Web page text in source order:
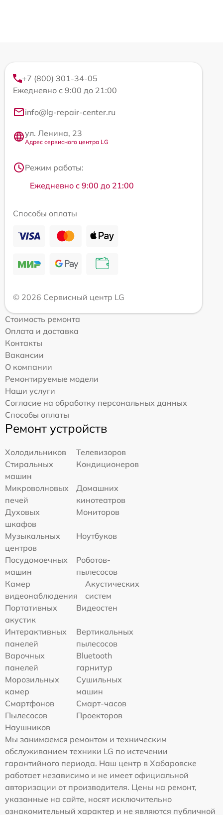
+7 (800) 301-34-05
Ежедневно с 9:00 до 21:00
info@lg-repair-center.ru
ул. Ленина, 23
Адрес сервисного центра LG
Режим работы:
Ежедневно с 9:00 до 21:00
Способы оплаты
© 2026 Сервисный центр LG
Стоимость ремонта
Оплата и доставка
Контакты
Вакансии
О компании
Ремонтируемые модели
Наши услуги
Согласие на обработку персональных данных
Способы оплаты
Ремонт устройств
Холодильников
Телевизоров
Стиральных
машин
Кондиционеров
Микроволновых
печей
Домашних
кинотеатров
Духовых
шкафов
Мониторов
Музыкальных
центров
Ноутбуков
Посудомоечных
машин
Роботов-
пылесосов
Камер
видеонаблюдения
Акустических
систем
Портативных
акустик
Видеостен
Интерактивных
панелей
Вертикальных
пылесосов
Варочных
панелей
Bluetooth
гарнитур
Морозильных
камер
Сушильных
машин
Смартфонов
Смарт-часов
Пылесосов
Проекторов
Наушников
Мы занимаемся ремонтом и техническим
обслуживанием техники LG по истечении
гарантийного периода. Наш центр в Хабаровске
работает независимо и не имеет официальной
авторизации от производителя. Цены на ремонт,
указанные на сайте, носят исключительно
ознакомительный характер и не являются публичной